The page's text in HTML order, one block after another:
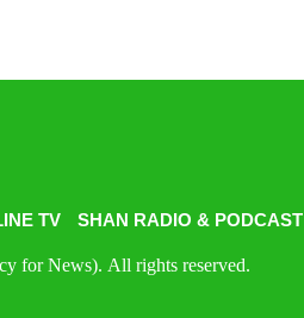
TV SHAN RADIO & PODCAST
for News). All rights reserved.